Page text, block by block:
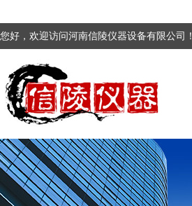
您好，欢迎访问河南信陵仪器设备有限公司！